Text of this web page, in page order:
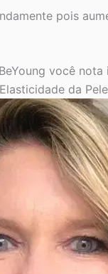
pois
você
da